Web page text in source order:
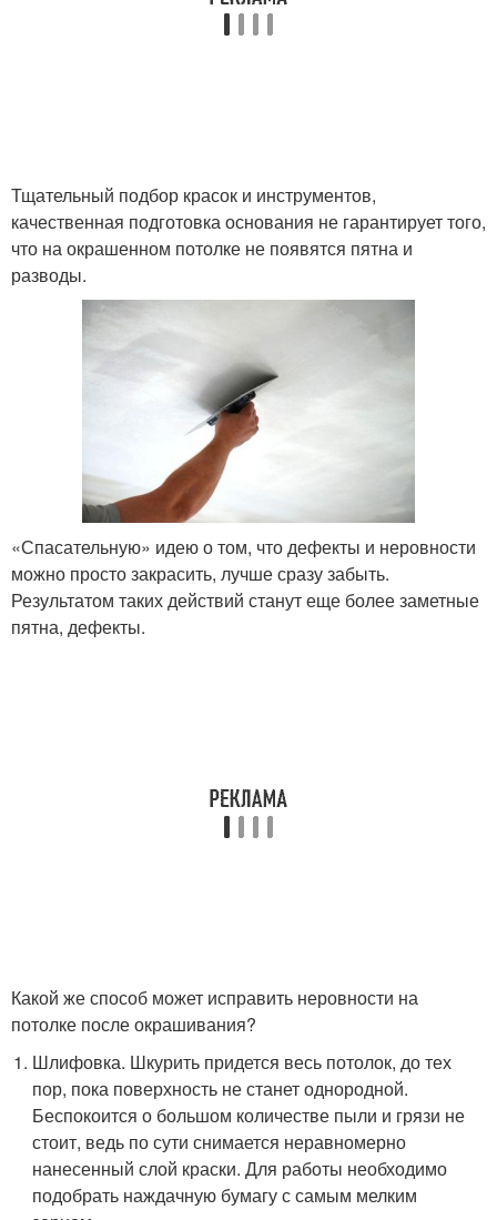
Тщательный подбор красок и инструментов,
качественная подготовка основания не гарантирует того,
что на окрашенном потолке не появятся пятна и
разводы.
«Спасательную» идею о том, что дефекты и неровности
можно просто закрасить, лучше сразу забыть.
Результатом таких действий станут еще более заметные
пятна, дефекты.
Какой же способ может исправить неровности на
потолке после окрашивания?
Шлифовка. Шкурить придется весь потолок, до тех
пор, пока поверхность не станет однородной.
Беспокоится о большом количестве пыли и грязи не
стоит, ведь по сути снимается неравномерно
нанесенный слой краски. Для работы необходимо
подобрать наждачную бумагу с самым мелким